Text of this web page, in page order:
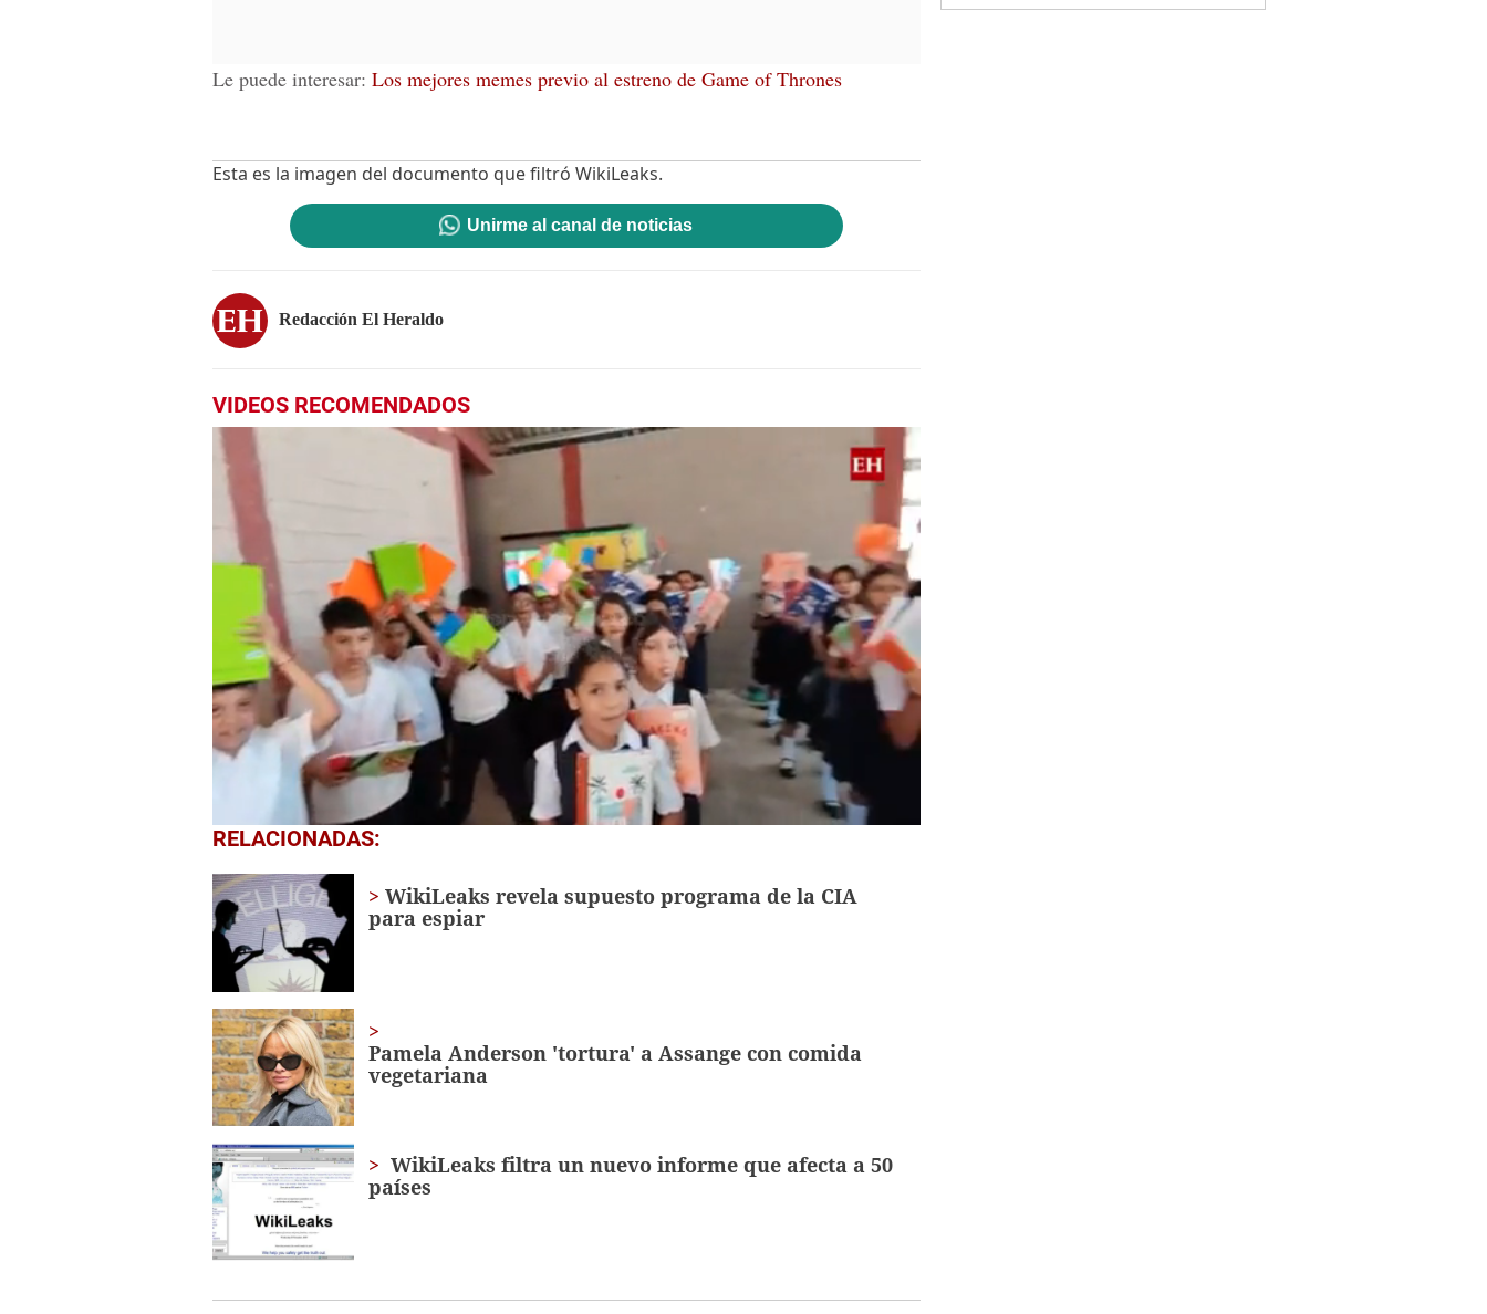
Le puede interesar: Los mejores memes previo al estreno de Game of Thrones
Esta es la imagen del documento que filtró WikiLeaks.
Unirme al canal de noticias
Redacción El Heraldo
VIDEOS RECOMENDADOS
0
seconds
1
minute,
56
secondsVolume
0%
RELACIONADAS:
WikiLeaks revela supuesto programa de la CIA
para espiar
Pamela Anderson 'tortura' a Assange con comida
vegetariana
WikiLeaks filtra un nuevo informe que afecta a 50
países